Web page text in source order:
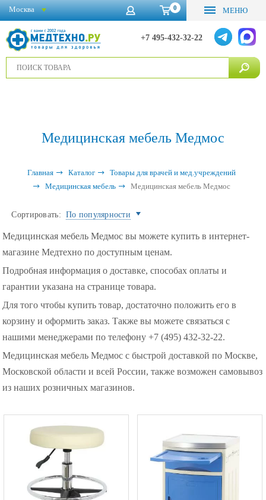
0 МЕНЮ
+7 495-432-32-22
Москва
Медицинская мебель Медмос
Главная Каталог
Товары для врачей и мед.учреждений
Медицинская мебель
Медицинская мебель Медмос
Сортировать: По популярности
Медицинская мебель Медмос вы можете купить в интернет-
магазине Медтехно по доступным ценам.
Подробная информация о доставке, способах оплаты и
гарантии указана на странице товара.
Для того чтобы купить товар, достаточно положить его в
корзину и оформить заказ. Также вы можете связаться с
нашими менеджерами по телефону +7 (495) 432-32-22.
Медицинская мебель Медмос с быстрой доставкой по Москве,
Московской области и всей России, также возможен самовывоз
из наших розничных магазинов.